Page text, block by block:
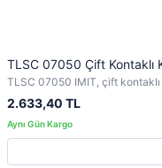
TLSC 07050 Çift Kontaklı
TLSC 07050 IMIT, çift
2.633,40 TL